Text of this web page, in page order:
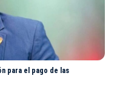
para el pago de las